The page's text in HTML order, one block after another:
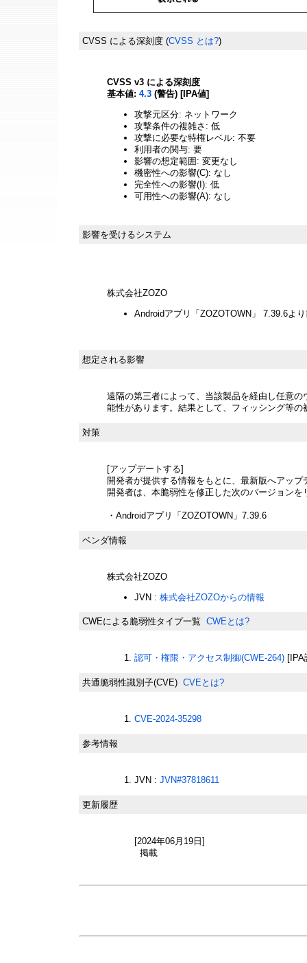
CVSS による深刻度 (CVSS とは?)
CVSS v3 による深刻度
基本値: 4.3 (警告) [IPA値]
攻撃元区分: ネットワーク
攻撃条件の複雑さ: 低
攻撃に必要な特権レベル: 不要
利用者の関与: 要
影響の想定範囲: 変更なし
機密性への影響(C): なし
完全性への影響(I): 低
可用性への影響(A): なし
影響を受けるシステム
株式会社ZOZO
Androidアプリ「ZOZOTOWN」 7.39.6よ
想定される影響
遠隔の第三者によって、当該製品を経由し任意
能性があります。結果として、フィッシング等
対策
[アップデートする]
開発者が提供する情報をもとに、最新版へアップ
開発者は、本脆弱性を修正した次のバージョンを
・Androidアプリ「ZOZOTOWN」7.39.6
ベンダ情報
株式会社ZOZO
JVN : 株式会社ZOZOからの情報
CWEによる脆弱性タイプ一覧 CWEとは?
認可・権限・アクセス制御(CWE-264) [IPA
共通脆弱性識別子(CVE) CVEとは?
CVE-2024-35298
参考情報
JVN : JVN#37818611
更新履歴
[2024年06月19日]
掲載